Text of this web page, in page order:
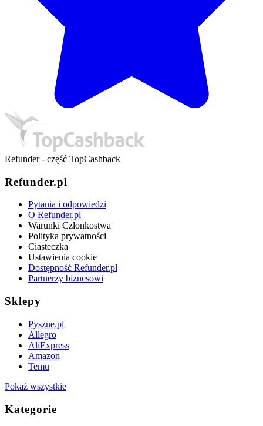
Refunder - część TopCashback
Refunder.pl
Pytania i odpowiedzi
O Refunder.pl
Warunki Członkostwa
Polityka prywatności
Ciasteczka
Ustawienia cookie
Dostępność Refunder.pl
Partnerzy biznesowi
Sklepy
Pyszne.pl
Allegro
AliExpress
Amazon
Temu
Pokaż wszystkie
Kategorie